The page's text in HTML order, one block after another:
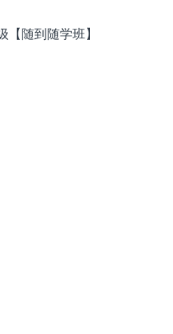
随到随学班】